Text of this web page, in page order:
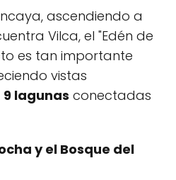
ascendiendo a
Vilca, el "Edén de
es tan importante
vistas
9 lagunas conectadas
y el Bosque del